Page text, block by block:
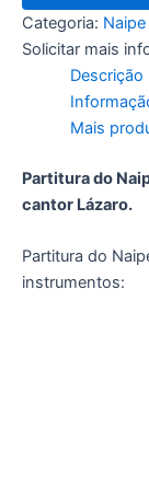
Categoria:
Solicitar mais
Descrição
Mais
Partitura do
cantor Lázaro.
Partitura do
instrumentos: